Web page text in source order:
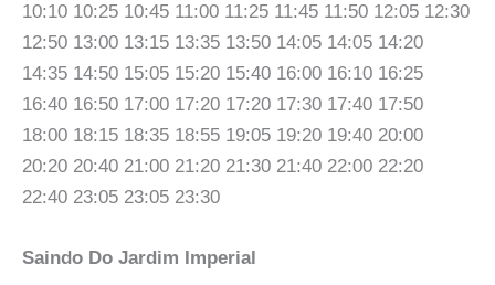
10:10 10:25 10:45 11:00 11:25 11:45 11:50 12:05 12:30
12:50 13:00 13:15 13:35 13:50 14:05 14:05 14:20
14:35 14:50 15:05 15:20 15:40 16:00 16:10 16:25
16:40 16:50 17:00 17:20 17:20 17:30 17:40 17:50
18:00 18:15 18:35 18:55 19:05 19:20 19:40 20:00
20:20 20:40 21:00 21:20 21:30 21:40 22:00 22:20
22:40 23:05 23:05 23:30
Saindo Do Jardim Imperial